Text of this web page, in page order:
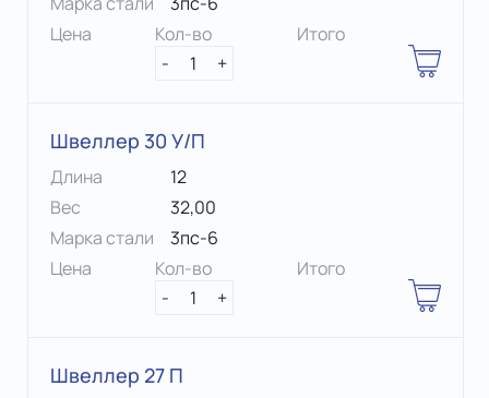
Цена
Кол-во
-
1 +
Итого
Швеллер 30 У/П
Длина
12
Вес
32,00
Марка стали
3пс-6
Цена
Кол-во
-
1 +
Итого
Швеллер 27 П